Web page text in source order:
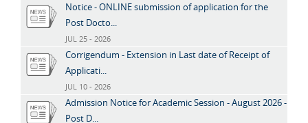
Notice - ONLINE submission of application for the
Post Docto...
JUL 25 - 2026
Corrigendum - Extension in Last date of Receipt of
Applicati...
JUL 10 - 2026
Admission Notice for Academic Session - August 2026 -
Post D...